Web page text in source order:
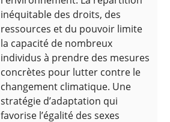
inéquitable des droits, des
ressources et du pouvoir limite
la capacité de nombreux
individus à prendre des mesures
concrètes pour lutter contre le
changement climatique. Une
stratégie d’adaptation qui
favorise l’égalité des sexes